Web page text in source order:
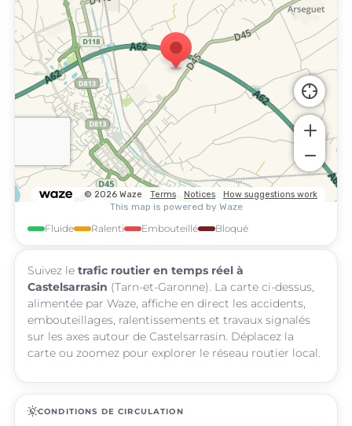
Fluide Ralenti Embouteillé Bloqué
Suivez le trafic routier en temps réel à
Castelsarrasin (Tarn-et-Garonne). La carte ci-dessus,
alimentée par Waze, affiche en direct les accidents,
embouteillages, ralentissements et travaux signalés
sur les axes autour de Castelsarrasin. Déplacez la
carte ou zoomez pour explorer le réseau routier local.
routineCONDITIONS DE CIRCULATION